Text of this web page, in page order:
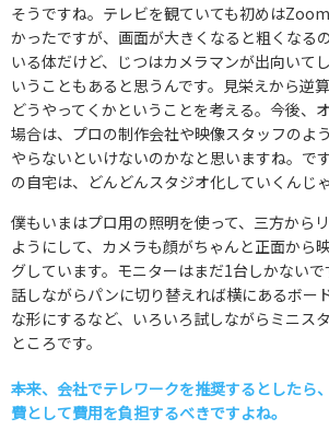
そうですね。テレビを観ていても初めは
かったですが、画面が大きくなると粗くなる
いる体だけど、じつはカメラマンが出向いて
いうこともあると思うんです。見栄えから逆
どうやってくかということを考える。今後、
場合は、プロの制作会社や映像スタッフのよ
やらないといけないのかなと思いますね。で
の自宅は、どんどんスタジオ化していくんじ
僕もいまはプロ用の照明を使って、三方から
ようにして、カメラも顔がちゃんと正面から
グしています。モニターはまだ1台しかないで
話しながらパンに切り替えれば横にあるボー
な形にするなど、いろいろ試しながらミニス
ところです。
――本来、会社でテレワークを推奨するとした
費として費用を負担するべきですよね。